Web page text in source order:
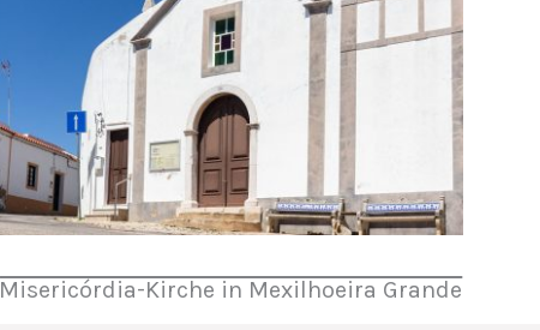
Misericórdia-Kirche in Mexilhoeira Grande